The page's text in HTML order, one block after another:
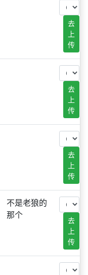
去
上
传
去
上
传
去
上
传
不是老狼的
那个
去
上
传